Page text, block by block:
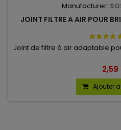
Manufacturer:
JOINT FILTRE A AIR POUR
Joint de filtre à air adaptable
Ajouter